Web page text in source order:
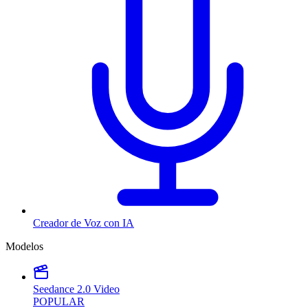
Creador de Voz con IA
Modelos
Seedance 2.0 Video
POPULAR